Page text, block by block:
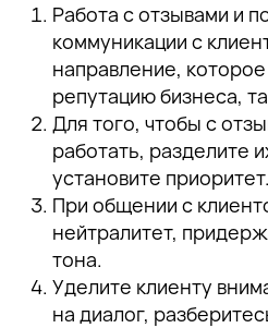
Работа с отзывами и
коммуникации с
направление, которое
репутацию бизнеса,
Для того, чтобы с
работать, разделите
установите приоритет.
При общении с
нейтралитет,
тона.
Уделите клиенту
на диалог,